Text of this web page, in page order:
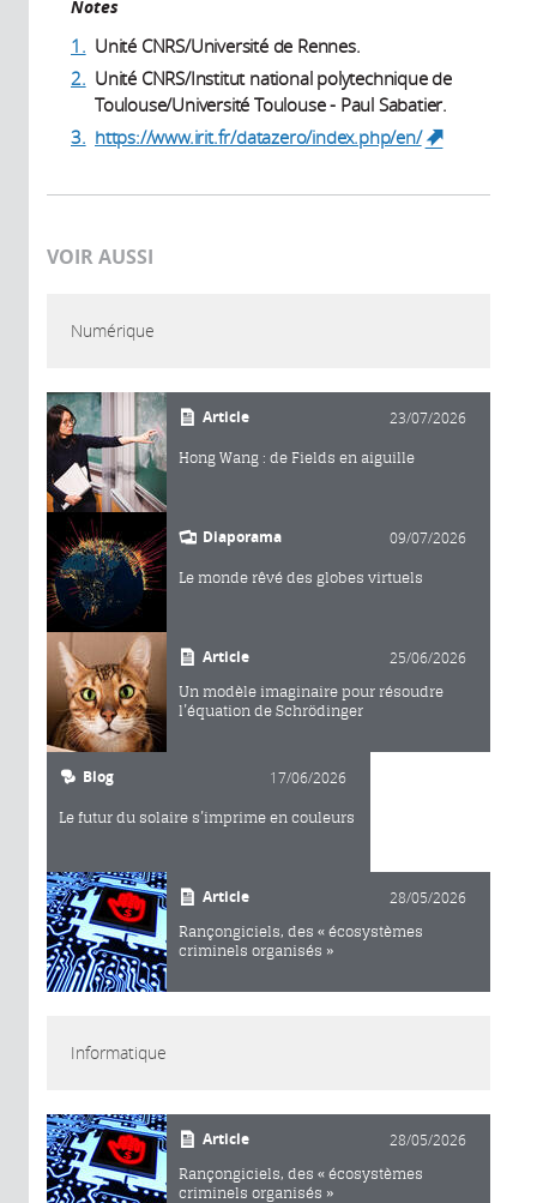
Notes
1. Unité CNRS/Université de Rennes.
2. Unité CNRS/Institut national polytechnique de
Toulouse/Université Toulouse - Paul Sabatier.
3. https://www.irit.fr/datazero/index.php/en/
(link is
VOIR AUSSI
Numérique
Article 23/07/2026
Hong Wang : de Fields en aiguille
Diaporama 09/07/2026
Le monde rêvé des globes virtuels
Article 25/06/2026
Un modèle imaginaire pour résoudre
l’équation de Schrödinger
Blog 17/06/2026
Le futur du solaire s’imprime en couleurs
Article 28/05/2026
Rançongiciels, des « écosystèmes
criminels organisés »
Informatique
Article 28/05/2026
Rançongiciels, des « écosystèmes
criminels organisés »